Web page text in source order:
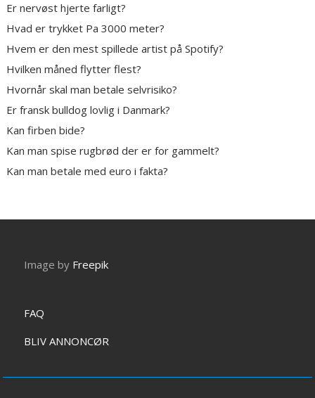
Er nervøst hjerte farligt?
Hvad er trykket Pa 3000 meter?
Hvem er den mest spillede artist på Spotify?
Hvilken måned flytter flest?
Hvornår skal man betale selvrisiko?
Er fransk bulldog lovlig i Danmark?
Kan firben bide?
Kan man spise rugbrød der er for gammelt?
Kan man betale med euro i fakta?
Image by Freepik
FAQ
BLIV ANNONCØR